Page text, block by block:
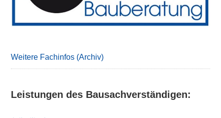
Weitere Fachinfos (Archiv)
Leistungen des Bausachverständigen: